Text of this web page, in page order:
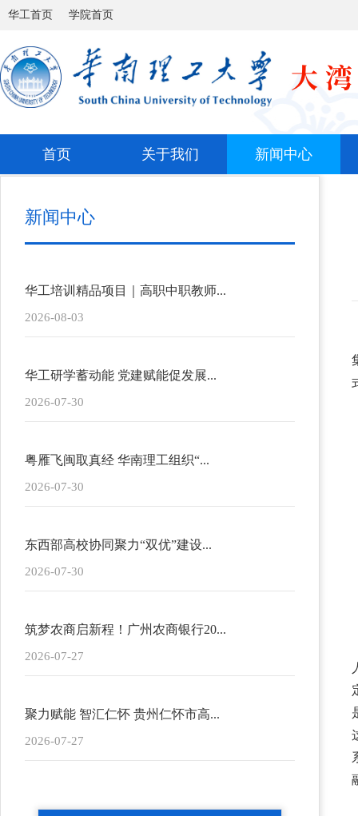
华工首页 学院首页
首页 关于我们 新闻中心
新闻中心
华工培训精品项目｜高职中职教师...
2026-08-03
华工研学蓄动能 党建赋能促发展...
2026-07-30
粤雁飞闽取真经 华南理工组织“...
2026-07-30
东西部高校协同聚力“双优”建设...
2026-07-30
筑梦农商启新程！广州农商银行20...
2026-07-27
聚力赋能 智汇仁怀 贵州仁怀市高...
2026-07-27